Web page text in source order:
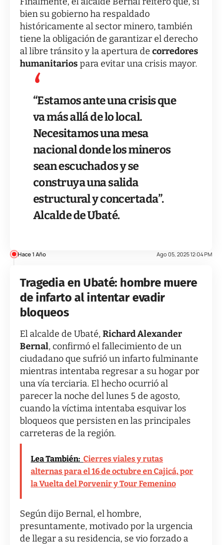
bien su gobierno ha respaldado
históricamente al sector minero, también
tiene la obligación de garantizar el derecho
al libre tránsito y la apertura de corredores
humanitariospara evitar una crisis mayor.
“Estamos ante una crisis que
va más allá de lo local.
Necesitamos una mesa
nacional donde los mineros
sean escuchados y se
construya una salida
estructural y concertada”.
Alcalde de Ubaté.
Hace 1 Año Ago 05, 2025 12:04 PM
Tragedia en Ubaté: hombre muere
de infarto al intentar evadir
bloqueos
El alcalde de Ubaté, Richard Alexander
Bernal, confirmó el fallecimiento de un
ciudadano que sufrió un infarto fulminante
mientras intentaba regresar a su hogar por
una vía terciaria. El hecho ocurrió al
parecer la noche del lunes 5 de agosto,
cuando la víctima intentaba esquivar los
bloqueos que persisten en las principales
carreteras de la región.
Lea También: Cierres viales y rutas
alternas para el 16 de octubre en Cajicá, por
la Vuelta del Porvenir y Tour Femenino
Según dijo Bernal, el hombre,
presuntamente, motivado por la urgencia
de llegar a su residencia, se vio forzado a